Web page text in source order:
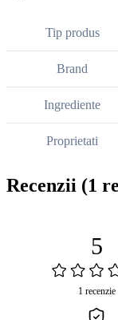
Tip produs
Brand
Ingrediente
Proprietati
Recenzii (1
5
1 recenzie